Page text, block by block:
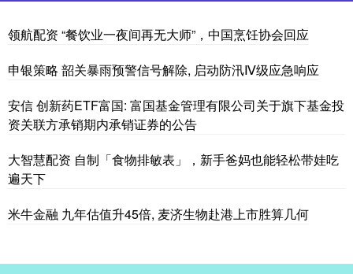
领航配资 “餐饮业一夜间再无大师”，中国烹饪协会回应
申银策略 韶关暴雨预警信号解除, 启动防汛Ⅳ级应急响应
安信 创新药ETF富国: 富国基金管理有限公司关于旗下基金投
资关联方承销期内承销证券的公告
大智慧配资 自制「食物排敏表」，新手爸妈也能轻松带娃吃
遍天下
米牛金融 九年估值升45倍, 麦济生物赴港上市胜算几何